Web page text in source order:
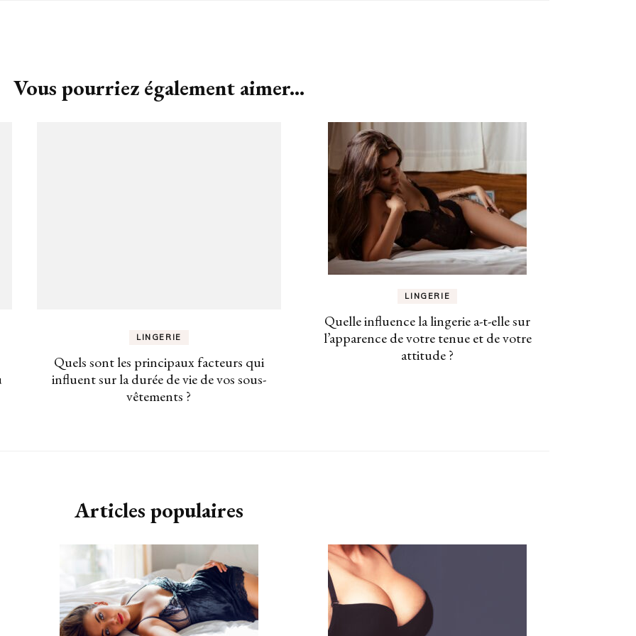
Vous pourriez également aimer...
LINGERIE
Quels sont les principaux facteurs qui
influent sur la durée de vie de vos sous-
vêtements ?
LINGERIE
Quelle influence la lingerie a-t-elle sur
l’apparence de votre tenue et de votre
attitude ?
Articles populaires